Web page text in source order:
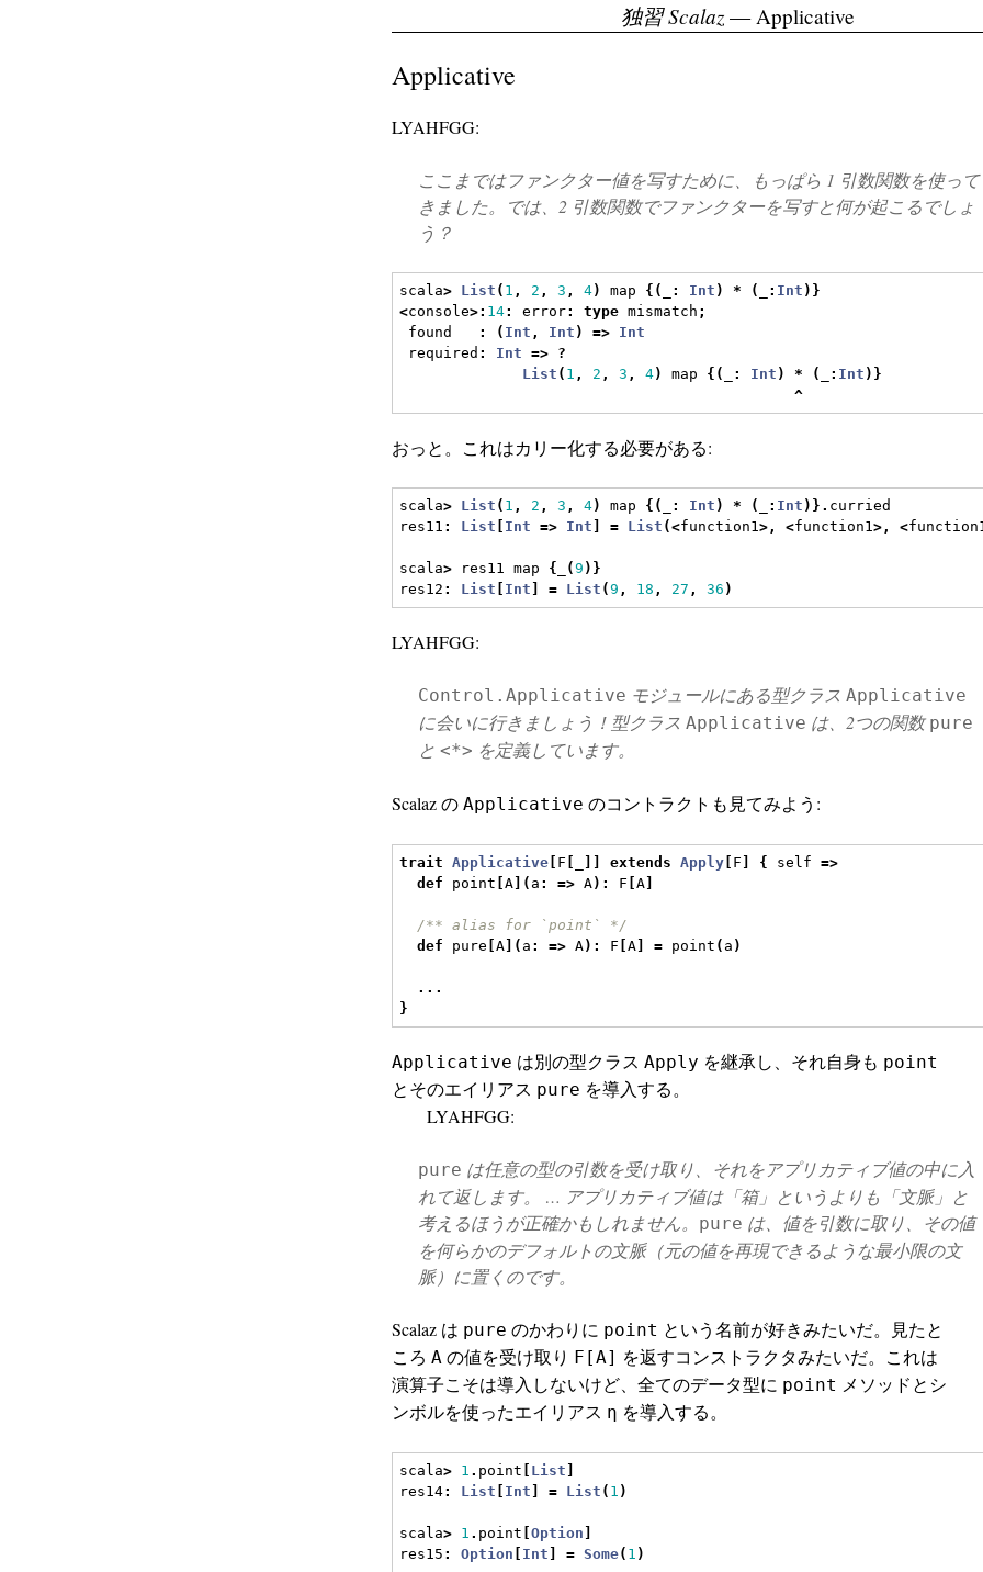
Applicative
LYAHFGG:
ここまではファンクター値を写すために、もっぱら 1 引数関数を使って
きました。では、2 引数関数でファンクターを写すと何が起こるでしょ
う？
scala> List ( 1 , 2 , 3 , 4) map {( : Int ) * ( : Int )}
<console>: 14: error: type mismatch ;
found
: ( Int , Int ) => Int
required : Int => ?
List ( 1 , 2 , 3 , 4) map {( : Int ) * ( : Int )}
^
おっと。これはカリー化する必要がある:
scala> List ( 1 , 2 , 3 , 4) map {( : Int ) * ( : Int )}. curried
res11 : List Int => Int = List (<function1>, <function1>, <
scala> res11 map { (9 )}
res12 : List Int = List (9 , 18 , 27 , 36 )
LYAHFGG:
Control.Applicative モジュールにある型クラス Applicative
に会いに行きましょう！型クラス Applicative は、2つの関数 pure
と <*> を定義しています。
Scalaz の Applicative のコントラクトも見てみよう:
trait Applicative F extends Apply F { self =>
def point [A ]( a : => A): F [A
/** alias for `point` */
def pure [A ]( a : => A): F [A = point ( a )
...
}
Applicative は別の型クラス Apply を継承し、それ自身も point
とそのエイリアス pure を導入する。
LYAHFGG:
pure は任意の型の引数を受け取り、それをアプリカティブ値の中に入
れて返します。 … アプリカティブ値は「箱」というよりも「文脈」と
考えるほうが正確かもしれません。
pure は、値を引数に取り、その値
を何らかのデフォルトの文脈（元の値を再現できるような最小限の文
脈）に置くのです。
Scalaz は pure のかわりに point という名前が好きみたいだ。見たと
ころ A の値を受け取り F[A] を返すコンストラクタみたいだ。これは
演算子こそは導入しないけど、全てのデータ型に point メソッドとシ
ンボルを使ったエイリアス η を導入する。
scala> 1 . point List
res14: List Int = List ( 1 )
scala> 1 . point [Option
res15 : Option Int = Some( 1 )
独習 Scalaz— Applicative